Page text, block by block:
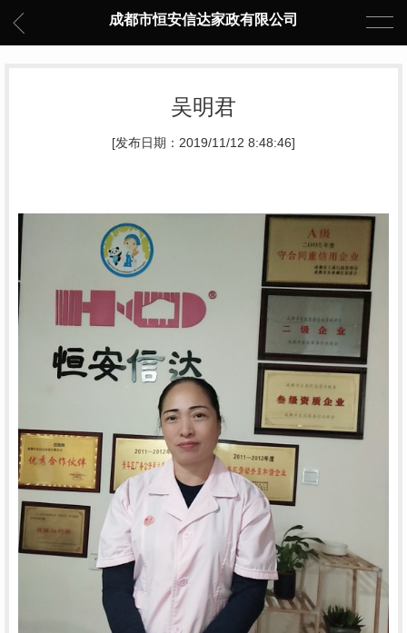
成都市恒安信达家政有限公司
吴明君
[发布日期：2019/11/12 8:48:46]